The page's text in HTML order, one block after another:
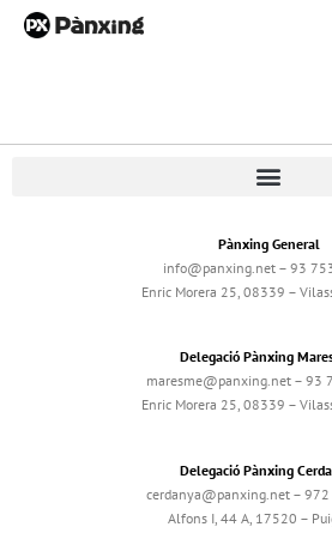
Pànxing General
info@panxing.net – 93
Enric Morera 25, 08339 –
Delegació Pànxing
maresme@panxing.net – 93
Enric Morera 25, 08339 –
Delegació Pànxing
cerdanya@panxing.net –
Alfons I, 44 A, 17520 –